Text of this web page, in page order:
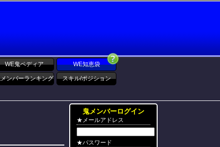
WE鬼ペディア WE知恵袋
ンバーランキング スキル/ポジション
鬼メンバーログイン
★メールアドレス
★パスワード